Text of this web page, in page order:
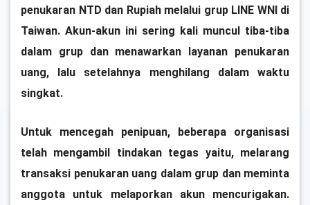
penukaran NTD dan Rupiah melalui grup LINE WNI di
Taiwan. Akun-akun ini sering kali muncul tiba-tiba
dalam grup dan menawarkan layanan penukaran
uang, lalu setelahnya menghilang dalam waktu
singkat.
Untuk mencegah penipuan, beberapa organisasi
telah mengambil tindakan tegas yaitu, melarang
transaksi penukaran uang dalam grup dan meminta
anggota untuk melaporkan akun mencurigakan.